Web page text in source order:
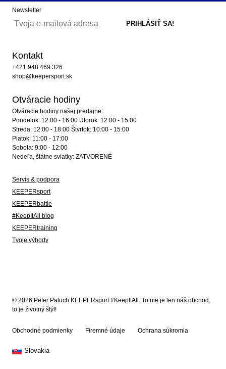
Newsletter
Kontakt
+421 948 469 326
shop@keepersport.sk
Otváracie hodiny
Otváracie hodiny našej predajne:
Pondelok: 12:00 - 16:00 Utorok: 12:00 - 15:00
Streda: 12:00 - 18:00 Štvrtok: 10:00 - 15:00
Piatok: 11:00 - 17:00
Sobota: 9:00 - 12:00
Nedeľa, štátne sviatky: ZATVORENÉ
Servis & podpora
KEEPERsport
KEEPERbattle
#KeepItAll blog
KEEPERtraining
Tvoje výhody
© 2026 Peter Paluch KEEPERsport #KeepItAll. To nie je len náš obchod,
to je životný štýl!
Obchodné podmienky Firemné údaje Ochrana súkromia
Slovakia